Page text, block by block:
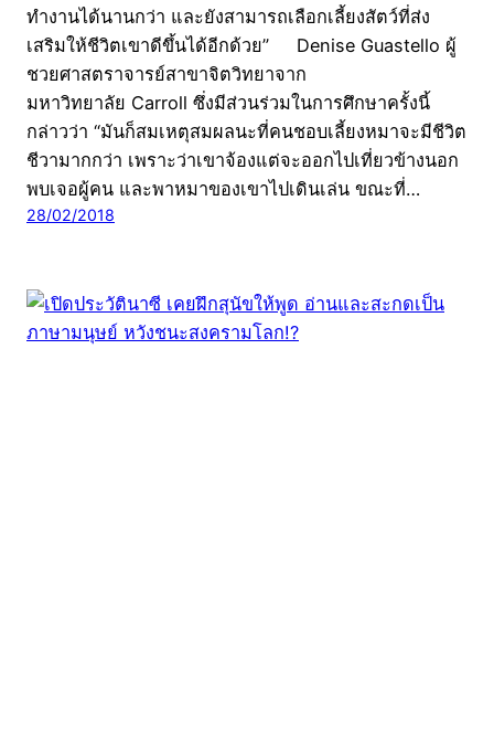
ทำงานได้นานกว่า และยังสามารถเลือกเลี้ยงสัตว์ที่ส่ง
เสริมให้ชีวิตเขาดีขึ้นได้อีกด้วย” Denise Guastello ผู้
ชวยศาสตราจารย์สาขาจิตวิทยาจาก
มหาวิทยาลัย Carroll ซึ่งมีส่วนร่วมในการศึกษาครั้งนี้
กล่าวว่า “มันก็สมเหตุสมผลนะที่คนชอบเลี้ยงหมาจะมีชีวิต
ชีวามากกว่า เพราะว่าเขาจ้องแต่จะออกไปเที่ยวข้างนอก
พบเจอผู้คน และพาหมาของเขาไปเดินเล่น ขณะที่…
28/02/2018